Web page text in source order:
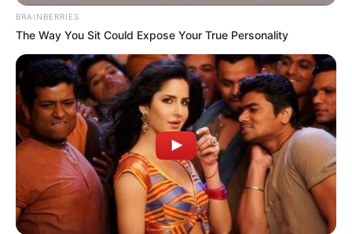
BRAINBERRIES
The Way You Sit Could Expose Your True Personality